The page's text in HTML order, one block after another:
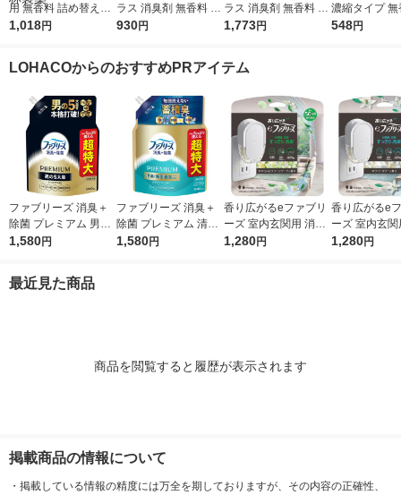
用 無香料 詰め替え用
消臭ビーズ 消臭剤 16
小林製薬
1,018円
ラス 消臭剤 無香料 詰
め替え 特大 1.5kg 1個
930円
ラス 消臭剤 無香料 詰
め替え 特大 1.5kg 2個
1,773円
濃縮タイプ 無
本 エステー
548円
LOHACOからのおすすめPRアイテム
ファブリーズ 消臭＋
除菌 プレミアム 男の
5大臭クールアクア 詰
社
1,580円
ファブリーズ 消臭＋
除菌 プレミアム 清潔
なランドリーの香り
1,580円
香り広がるeファブリ
ーズ 室内玄関用 消臭
芳香剤 すずらん＆グ
1,280円
香り広がるe
ーズ 室内玄
芳香剤 ホワ
1,280円
最近見た商品
商品を閲覧すると履歴が表示されます
掲載商品の情報について
・ 掲載している情報の精度には万全を期しておりますが、その内容の正確性、